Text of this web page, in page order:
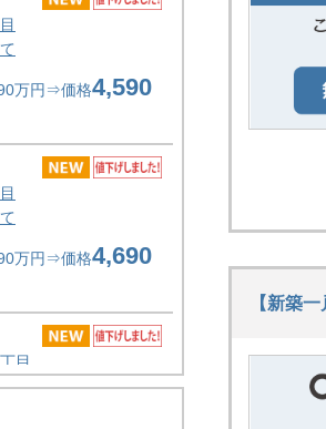
万円⇒価格4,590
万円⇒価格4,690
目
【新築